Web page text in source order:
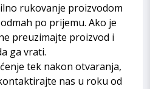
rukovanje proizvodom
po prijemu. Ako je
preuzimajte proizvod i
ga vrati.
tek nakon otvaranja,
nas u roku od